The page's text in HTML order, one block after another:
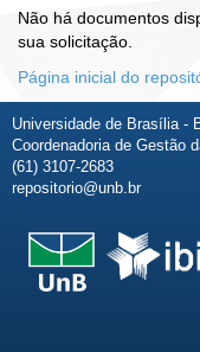
Não há documentos
sua solicitação.
Página inicial do
Universidade de Brasília -
Coordenadoria de Gestão
(61) 3107-2683
repositorio@unb.br